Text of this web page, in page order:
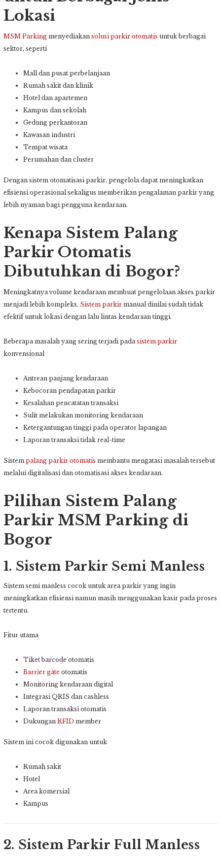
Lokasi
MSM Parking menyediakan solusi parkir otomatis untuk berbagai
sektor, seperti
Mall dan pusat perbelanjaan
Rumah sakit dan klinik
Hotel dan apartemen
Kampus dan sekolah
Gedung perkantoran
Kawasan industri
Tempat wisata
Perumahan dan cluster
Dengan sistem otomatisasi parkir, pengelola dapat meningkatkan
efisiensi operasional sekaligus memberikan pengalaman parkir yang
lebih nyaman bagi pengguna kendaraan.
Kenapa Sistem Palang
Parkir Otomatis
Dibutuhkan di Bogor?
Meningkatnya volume kendaraan membuat pengelolaan akses parkir
menjadi lebih kompleks. Sistem parkir manual dinilai sudah tidak
efektif untuk lokasi dengan lalu lintas kendaraan tinggi.
Beberapa masalah yang sering terjadi pada sistem parkir
konvensional
Antrean panjang kendaraan
Kebocoran pendapatan parkir
Kesalahan pencatatan transaksi
Sulit melakukan monitoring kendaraan
Ketergantungan tinggi pada operator lapangan
Laporan transaksi tidak real-time
Sistem palang parkir otomatis membantu mengatasi masalah tersebut
melalui digitalisasi dan otomatisasi akses kendaraan.
Pilihan Sistem Palang
Parkir MSM Parking di
Bogor
1. Sistem Parkir Semi Manless
Sistem semi manless cocok untuk area parkir yang ingin
meningkatkan efisiensi namun masih menggunakan kasir pada proses
tertentu.
Fitur utama
Tiket barcode otomatis
Barrier gate otomatis
Monitoring kendaraan digital
Integrasi QRIS dan cashless
Laporan transaksi otomatis
Dukungan RFID member
Sistem ini cocok digunakan untuk
Rumah sakit
Hotel
Area komersial
Kampus
2. Sistem Parkir Full Manless